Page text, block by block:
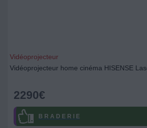
Vidéoprojecteur
Vidéoprojecteur home cinéma HISENSE
2290€
B R A D E R I E